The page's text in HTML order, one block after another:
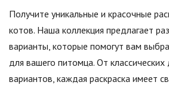
Получите уникальные и красочные
котов. Наша коллекция предлагает
варианты, которые помогут вам
для вашего питомца. От
вариантов, каждая раскраска имеет